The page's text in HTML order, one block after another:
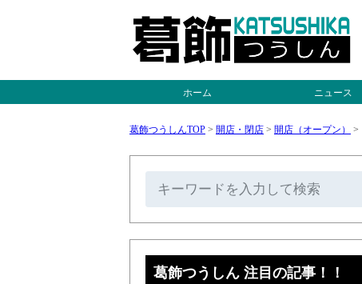
ホーム ニュース
葛飾つうしんTOP > 開店・閉店 > 開店（オープン） >
葛飾つうしん 注目の記事！！